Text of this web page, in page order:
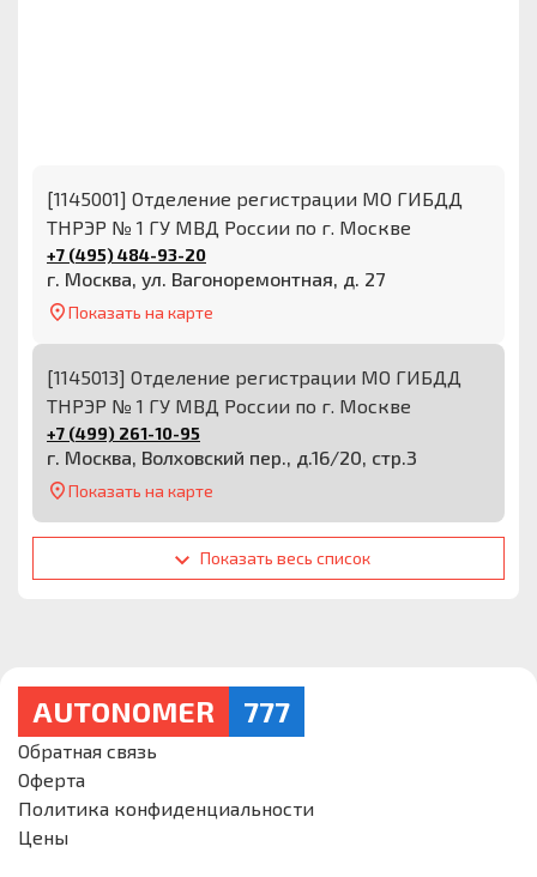
[1145001] Отделение регистрации МО ГИБДД
ТНРЭР № 1 ГУ МВД России по г. Москве
+7 (495) 484-93-20
г. Москва, ул. Вагоноремонтная, д. 27
Показать на карте
[1145013] Отделение регистрации МО ГИБДД
ТНРЭР № 1 ГУ МВД России по г. Москве
+7 (499) 261-10-95
г. Москва, Волховский пер., д.16/20, стр.3
Показать на карте
Показать весь список
AUTONOMER 777
Обратная связь
Оферта
Политика конфиденциальности
Цены